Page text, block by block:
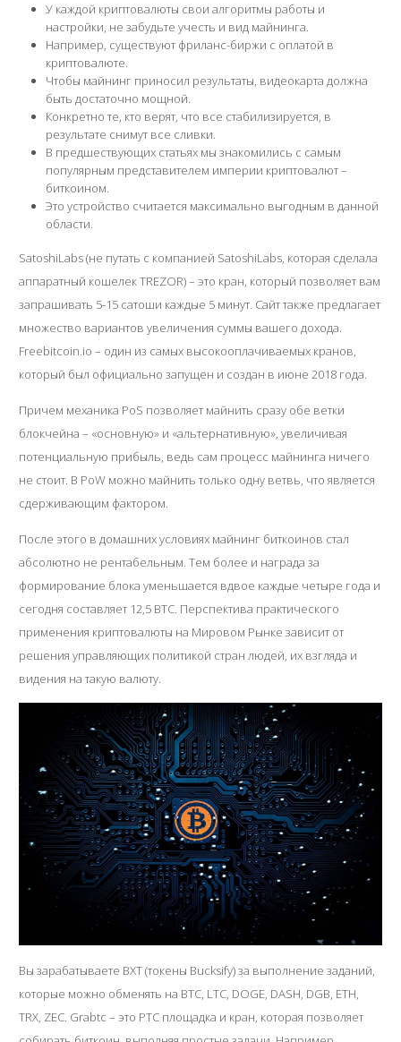
У каждой криптовалюты свои алгоритмы работы и
настройки, не забудьте учесть и вид майнинга.
Например, существуют фриланс-биржи с оплатой в
криптовалюте.
Чтобы майнинг приносил результаты, видеокарта должна
быть достаточно мощной.
Конкретно те, кто верят, что все стабилизируется, в
результате снимут все сливки.
В предшествующих статьях мы знакомились с самым
популярным представителем империи криптовалют –
биткоином.
Это устройство считается максимально выгодным в данной
области.
SatoshiLabs (не путать с компанией SatoshiLabs, которая сделала
аппаратный кошелек TREZOR) – это кран, который позволяет вам
запрашивать 5-15 сатоши каждые 5 минут. Сайт также предлагает
множество вариантов увеличения суммы вашего дохода.
Freebitcoin.io – один из самых высокооплачиваемых кранов,
который был официально запущен и создан в июне 2018 года.
Причем механика PoS позволяет майнить сразу обе ветки
блокчейна – «основную» и «альтернативную», увеличивая
потенциальную прибыль, ведь сам процесс майнинга ничего
не стоит. В PoW можно майнить только одну ветвь, что является
сдерживающим фактором.
После этого в домашних условиях майнинг биткоинов стал
абсолютно не рентабельным. Тем более и награда за
формирование блока уменьшается вдвое каждые четыре года и
сегодня составляет 12,5 BTC. Перспектива практического
применения криптовалюты на Мировом Рынке зависит от
решения управляющих политикой стран людей, их взгляда и
видения на такую валюту.
Вы зарабатываете BXT (токены Bucksify) за выполнение заданий,
которые можно обменять на BTC, LTC, DOGE, DASH, DGB, ETH,
TRX, ZEC. Grabtc – это PTC площадка и кран, которая позволяет